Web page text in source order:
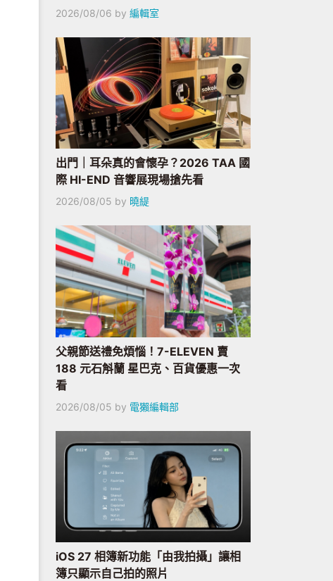
2026/08/06 by 編輯室
出門｜耳朵真的會懷孕？2026 TAA 國
際 HI-END 音響展現場搶先看
2026/08/05 by 曉緹
父親節送禮免煩惱！7-ELEVEN 賣
188 元石斛蘭 星巴克、百貨優惠一次
看
2026/08/05 by 電獺編輯部
iOS 27 相簿新功能「由我拍攝」讓相
簿只顯示自己拍的照片